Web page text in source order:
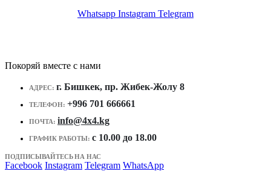
Whatsapp Instagram Telegram
Покоряй вместе с нами
АДРЕС: г. Бишкек, пр. Жибек-Жолу 8
ТЕЛЕФОН: +996 701 666661
ПОЧТА: info@4x4.kg
ГРАФИК РАБОТЫ: c 10.00 до 18.00
ПОДПИСЫВАЙТЕСЬ НА НАС
Facebook Instagram Telegram WhatsApp